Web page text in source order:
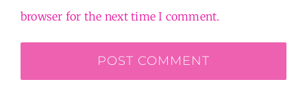
browser for the next time I comment.